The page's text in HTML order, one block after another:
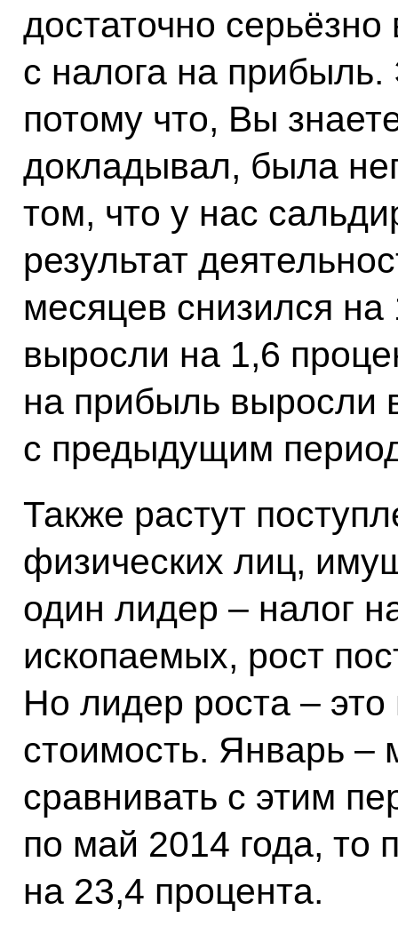
достаточно
с налога на
потому что, Вы
докладывал, была
том, что у нас
результат
месяцев снизился
выросли на 1,6
на прибыль выросли
с предыдущим
Также растут
физических лиц,
один лидер – налог
ископаемых, рост
Но лидер роста –
стоимость. Январь –
сравнивать с этим
по май 2014 года, то
на 23,4 процента.